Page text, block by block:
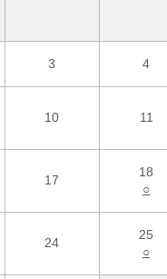
3 4
10 11
17
18
○
24
25
○